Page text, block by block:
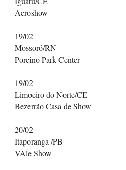
Aeroshow
19/02
Mossoró/RN
Porcino Park Center
19/02
Limoeiro do Norte/CE
Bezerrão Casa de Show
20/02
Itaporanga /PB
VAle Show